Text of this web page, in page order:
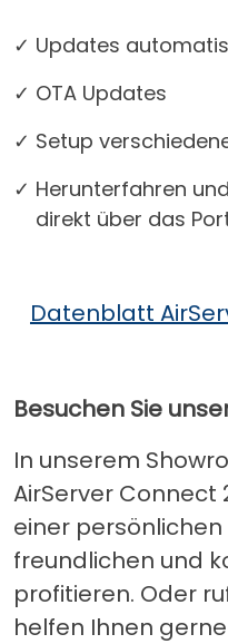
✓ Updates
✓ OTA Updates
✓ Setup
✓ Herunterfahren
direkt über das
Datenblatt
Besuchen Sie
In unserem
AirServer
einer
freundlichen und
profitieren. Oder
helfen Ihnen